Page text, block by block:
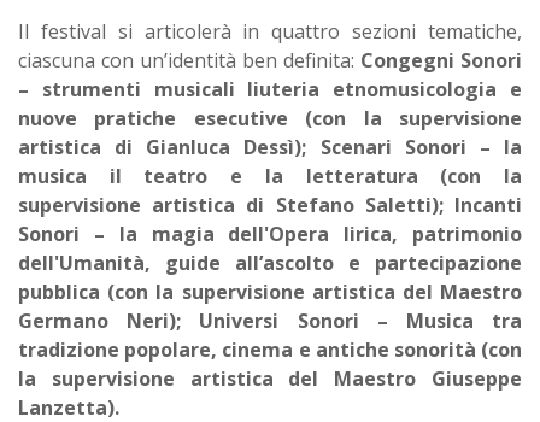
Il festival si articolerà in quattro sezioni tematiche,
ciascuna con un’identità ben definita: Congegni Sonori
– strumenti musicali liuteria etnomusicologia e
nuove pratiche esecutive (con la supervisione
artistica di Gianluca Dessì); Scenari Sonori – la
musica il teatro e la letteratura (con la
supervisione artistica di Stefano Saletti); Incanti
Sonori – la magia dell'Opera lirica, patrimonio
dell'Umanità, guide all’ascolto e partecipazione
pubblica (con la supervisione artistica del Maestro
Germano Neri); Universi Sonori – Musica tra
tradizione popolare, cinema e antiche sonorità (con
la supervisione artistica del Maestro Giuseppe
Lanzetta).